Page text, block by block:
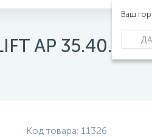
Ваш
ДА
AP
Код товара: 11326